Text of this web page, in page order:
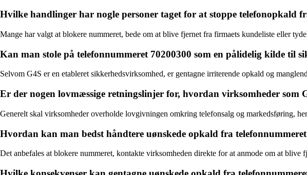
Hvilke handlinger har nogle personer taget for at stoppe telefonopkald
Mange har valgt at blokere nummeret, bede om at blive fjernet fra firmaets kundeliste eller
Kan man stole på telefonnummeret 70200300 som en pålidelig kilde til
Selvom G4S er en etableret sikkerhedsvirksomhed, er gentagne irriterende opkald og
Er der nogen lovmæssige retningslinjer for, hvordan virksomheder som
Generelt skal virksomheder overholde lovgivningen omkring telefonsalg og markedsføring,
Hvordan kan man bedst håndtere uønskede opkald fra
Det anbefales at blokere nummeret, kontakte virksomheden direkte for at anmode om at